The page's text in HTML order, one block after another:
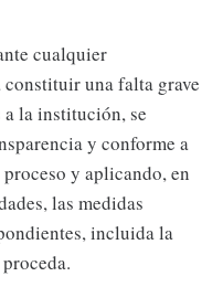
cualquier
una falta grave
la institución, se
y conforme a
y aplicando, en
las medidas
incluida la